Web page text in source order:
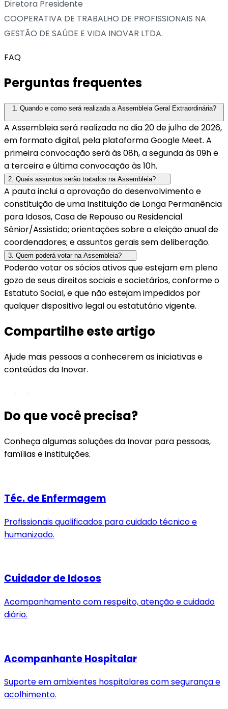
Diretora Presidente
COOPERATIVA DE TRABALHO DE PROFISSIONAIS NA
GESTÃO DE SAÚDE E VIDA INOVAR LTDA.
FAQ
Perguntas frequentes
1. Quando e como será realizada a Assembleia Geral Extraordinária?
A Assembleia será realizada no dia 20 de julho de 2026,
em formato digital, pela plataforma Google Meet. A
primeira convocação será às 08h, a segunda às 09h e
a terceira e última convocação às 10h.
2. Quais assuntos serão tratados na Assembleia?
A pauta inclui a aprovação do desenvolvimento e
constituição de uma Instituição de Longa Permanência
para Idosos, Casa de Repouso ou Residencial
Sênior/Assistido; orientações sobre a eleição anual de
coordenadores; e assuntos gerais sem deliberação.
3. Quem poderá votar na Assembleia?
Poderão votar os sócios ativos que estejam em pleno
gozo de seus direitos sociais e societários, conforme o
Estatuto Social, e que não estejam impedidos por
qualquer dispositivo legal ou estatutário vigente.
Compartilhe este artigo
Ajude mais pessoas a conhecerem as iniciativas e
conteúdos da Inovar.
Do que você precisa?
Conheça algumas soluções da Inovar para pessoas,
famílias e instituições.
Téc. de Enfermagem
Profissionais qualificados para cuidado técnico e
humanizado.
Cuidador de Idosos
Acompanhamento com respeito, atenção e cuidado
diário.
Acompanhante Hospitalar
Suporte em ambientes hospitalares com segurança e
acolhimento.